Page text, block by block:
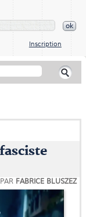
ok
Inscription
PAR FABRICE BLUSZEZ